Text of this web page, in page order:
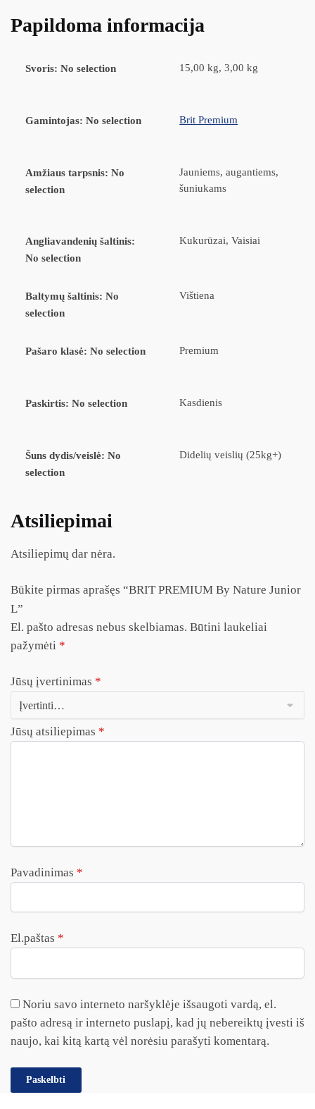
Papildoma informacija
Svoris: No selection 15,00 kg, 3,00 kg
Gamintojas: No selection Brit Premium
Amžiaus tarpsnis: No
selection
Jauniems, augantiems,
šuniukams
Angliavandenių šaltinis:
No selection
Kukurūzai, Vaisiai
Baltymų šaltinis: No
selection
Vištiena
Pašaro klasė: No selection Premium
Paskirtis: No selection Kasdienis
Šuns dydis/veislė: No
selection
Didelių veislių (25kg+)
Atsiliepimai
Atsiliepimų dar nėra.
Būkite pirmas aprašęs “BRIT PREMIUM By Nature Junior
L”
El. pašto adresas nebus skelbiamas. Būtini laukeliai
pažymėti *
Jūsų įvertinimas *
Jūsų atsiliepimas *
Pavadinimas *
El.paštas *
Noriu savo interneto naršyklėje išsaugoti vardą, el.
pašto adresą ir interneto puslapį, kad jų nebereiktų įvesti iš
naujo, kai kitą kartą vėl norėsiu parašyti komentarą.